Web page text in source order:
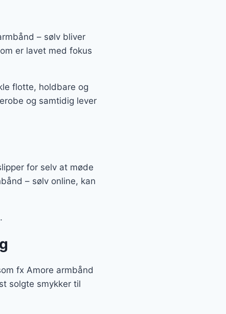
– sølv bliver
er lavet med fokus
flotte, holdbare og
og samtidig lever
for selv at møde
– sølv online, kan
fx Amore armbånd
solgte smykker til